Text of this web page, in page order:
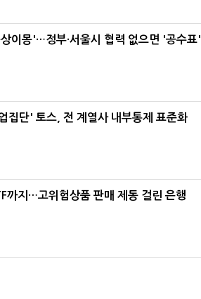
이몽'…정부·서울시 협력 없으면 '공수표'
집단' 토스, 전 계열사 내부통제 표준화
까지…고위험상품 판매 제동 걸린 은행